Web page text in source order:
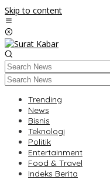
Skip to content
Trending
News
Bisnis
Teknologi
Politik
Entertainment
Food & Travel
Indeks Berita